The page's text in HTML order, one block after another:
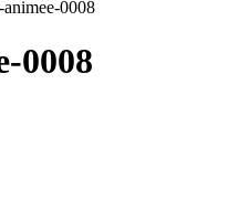
0008
0008